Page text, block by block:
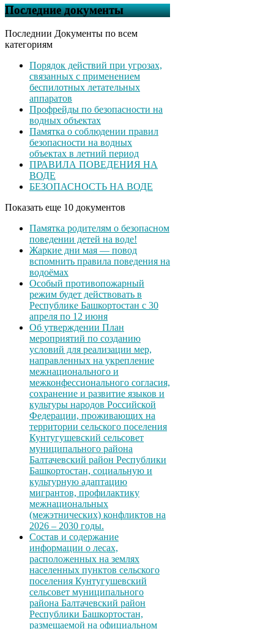
Последние документы
Последнии Документы по всем
категориям
Порядок действий при угрозах,
связанных с применением
беспилотных летательных
аппаратов
Профрейды по безопасности на
водных объектах
Памятка о соблюдении правил
безопасности на водных
объектах в летний период
ПРАВИЛА ПОВЕДЕНИЯ НА
ВОДЕ
БЕЗОПАСНОСТЬ НА ВОДЕ
Показать еще 10 документов
Памятка родителям о безопасном
поведении детей на воде!
Жаркие дни мая — повод
вспомнить правила поведения на
водоёмах
Особый противопожарный
режим будет действовать в
Республике Башкортостан с 30
апреля по 12 июня
Об утверждении План
мероприятий по созданию
условий для реализации мер,
направленных на укрепление
межнационального и
межконфессионального согласия,
сохранение и развитие языков и
культуры народов Российской
Федерации, проживающих на
территории сельского поселения
Кунтугушевский сельсовет
муниципального района
Балтачевский район Республики
Башкортостан, социальную и
культурную адаптацию
мигрантов, профилактику
межнациональных
(межэтнических) конфликтов на
2026 – 2030 годы.
Состав и содержание
информации о лесах,
расположенных на землях
населенных пунктов сельского
поселения Кунтугушевский
сельсовет муниципального
района Балтачевский район
Республики Башкортостан,
размещаемой на официальном